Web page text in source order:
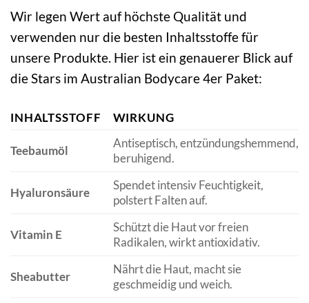
Wir legen Wert auf höchste Qualität und
verwenden nur die besten Inhaltsstoffe für
unsere Produkte. Hier ist ein genauerer Blick auf
die Stars im Australian Bodycare 4er Paket:
INHALTSSTOFF WIRKUNG
Teebaumöl
Antiseptisch, entzündungshemmend,
beruhigend.
Hyaluronsäure
Spendet intensiv Feuchtigkeit,
polstert Falten auf.
Vitamin E
Schützt die Haut vor freien
Radikalen, wirkt antioxidativ.
Sheabutter
Nährt die Haut, macht sie
geschmeidig und weich.